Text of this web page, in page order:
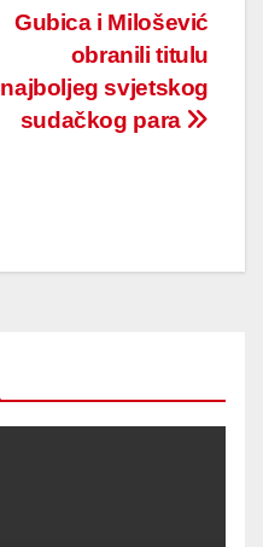
Gubica i Milošević
obranili titulu
najboljeg svjetskog
sudačkog para